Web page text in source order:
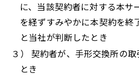
に、当該契約者に対する本サ
を経ずすみやかに本契約を終
と当社が判断したとき
３） 契約者が、手形交換所の
とき